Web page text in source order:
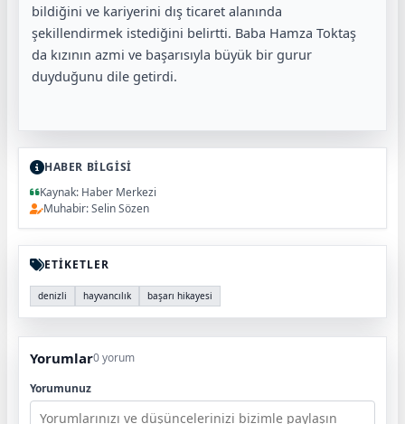
bildiğini ve kariyerini dış ticaret alanında
şekillendirmek istediğini belirtti. Baba Hamza Toktaş
da kızının azmi ve başarısıyla büyük bir gurur
duyduğunu dile getirdi.
HABER BİLGİSİ
Kaynak: Haber Merkezi
Muhabir: Selin Sözen
ETİKETLER
denizli hayvancılık başarı hikayesi
Yorumlar0 yorum
Yorumunuz